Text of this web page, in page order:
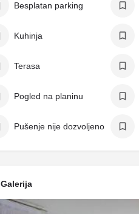
Besplatan parking
Kuhinja
Terasa
Pogled na planinu
Pušenje nije dozvoljeno
Galerija